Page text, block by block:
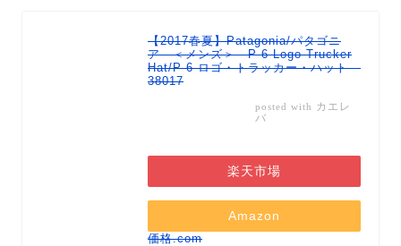
【2017春夏】Patagonia/パタゴニ
ア ＜メンズ＞ P-6 Logo Trucker
Hat/P-6 ロゴ・トラッカー・ハット
38017
posted with カエレ
バ
楽天市場
Amazon
価格.com